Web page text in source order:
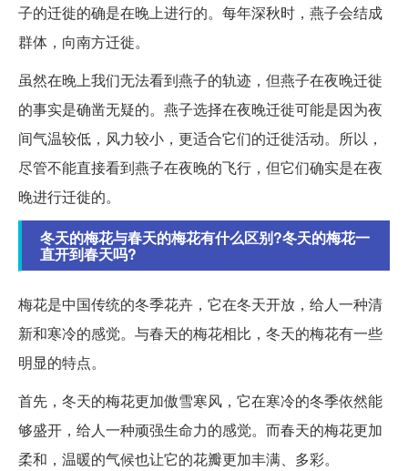
子的迁徙的确是在晚上进行的。每年深秋时，燕子会结成
群体，向南方迁徙。
虽然在晚上我们无法看到燕子的轨迹，但燕子在夜晚迁徙
的事实是确凿无疑的。燕子选择在夜晚迁徙可能是因为夜
间气温较低，风力较小，更适合它们的迁徙活动。所以，
尽管不能直接看到燕子在夜晚的飞行，但它们确实是在夜
晚进行迁徙的。
冬天的梅花与春天的梅花有什么区别?冬天的梅花一
直开到春天吗?
梅花是中国传统的冬季花卉，它在冬天开放，给人一种清
新和寒冷的感觉。与春天的梅花相比，冬天的梅花有一些
明显的特点。
首先，冬天的梅花更加傲雪寒风，它在寒冷的冬季依然能
够盛开，给人一种顽强生命力的感觉。而春天的梅花更加
柔和，温暖的气候也让它的花瓣更加丰满、多彩。